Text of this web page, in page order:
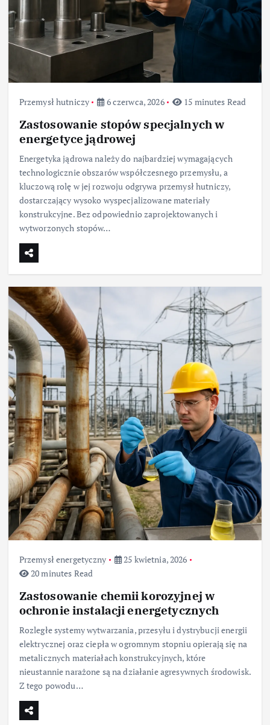
Przemysł hutniczy 6 czerwca, 2026 15 minutes Read
Zastosowanie stopów specjalnych w
energetyce jądrowej
Energetyka jądrowa należy do najbardziej wymagających
technologicznie obszarów współczesnego przemysłu, a
kluczową rolę w jej rozwoju odgrywa przemysł hutniczy,
dostarczający wysoko wyspecjalizowane materiały
konstrukcyjne. Bez odpowiednio zaprojektowanych i
wytworzonych stopów…
Przemysł energetyczny
25 kwietnia, 2026
20 minutes Read
Zastosowanie chemii korozyjnej w
ochronie instalacji energetycznych
Rozległe systemy wytwarzania, przesyłu i dystrybucji energii
elektrycznej oraz ciepła w ogromnym stopniu opierają się na
metalicznych materiałach konstrukcyjnych, które
nieustannie narażone są na działanie agresywnych środowisk.
Z tego powodu…